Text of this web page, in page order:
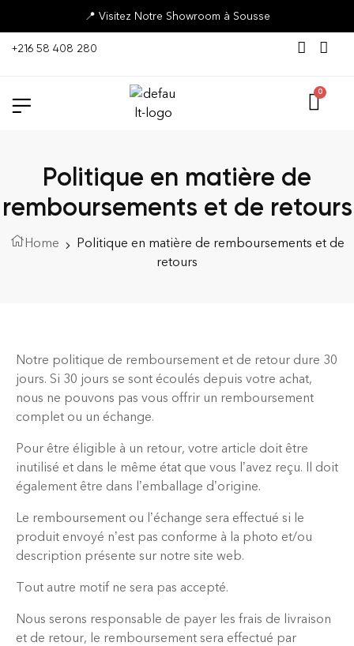
📍 Visitez Notre Showroom à Sousse
+216 58 408 280
Politique en matière de
remboursements et de retours
Home
Politique en matière de remboursements et de
retours
Notre politique de remboursement et de retour dure 30
jours. Si 30 jours se sont écoulés depuis votre achat,
nous ne pouvons pas vous offrir un remboursement
complet ou un échange.
Pour être éligible à un retour, votre article doit être
inutilisé et dans le même état que vous l’avez reçu. Il doit
également être dans l’emballage d’origine.
Le remboursement ou l’échange sera effectué si le
produit envoyé n’est pas conforme à la photo et/ou
description présente sur notre site web.
Tout autre motif ne sera pas accepté.
Nous serons responsable de payer les frais de livraison
et de retour, le remboursement sera effectué par